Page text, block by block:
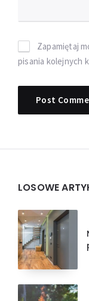
Zapamiętaj
pisania kolejnych
Widgets
LOSOWE